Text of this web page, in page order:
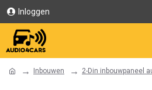
Inloggen
Inbouwen 2-Din inbouwpaneel